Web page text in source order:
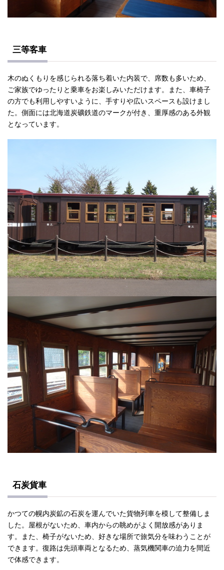
三等客車
木のぬくもりを感じられる落ち着いた内装で、席数も多いため、
ご家族でゆったりと乗車をお楽しみいただけます。また、車椅子
の方でも利用しやすいように、手すりや広いスペースも設けまし
た。側面には北海道炭礦鉄道のマークが付き、重厚感のある外観
となっています。
石炭貨車
かつての幌内炭鉱の石炭を運んでいた貨物列車を模して整備しま
した。屋根がないため、車内からの眺めがよく開放感がありま
す。また、椅子がないため、好きな場所で旅気分を味わうことが
できます。復路は先頭車両となるため、蒸気機関車の迫力を間近
で体感できます。